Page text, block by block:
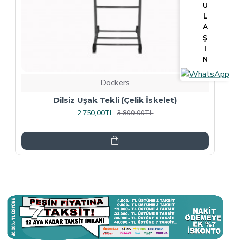
Dockers
Tv Lcd Standı 5484
3.375,00TL 4.500,00TL
U
L
A
Ş
I
N